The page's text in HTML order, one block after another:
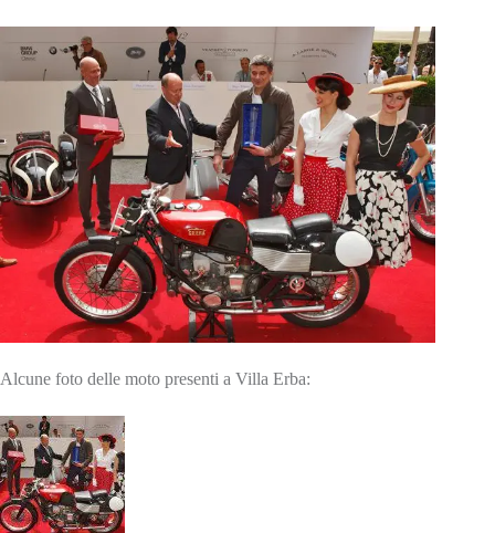
Alcune foto delle moto presenti a Villa Erba: